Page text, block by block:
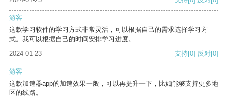
游客
这款学习软件的学习方式非常灵活，可以根据自己的需求选择学习方
式。我可以根据自己的时间安排学习进度。
2024-01-23
支持[0] 反对[0]
游客
这款加速器app的加速效果一般，可以再提升一下，比如能够支持更多地
区的线路。